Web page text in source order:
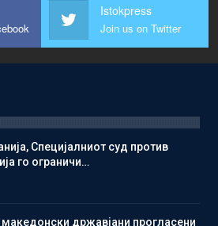
Istokpress
Join us on Twitter
Специјалниот суд против
го ограничи…
македонски државјани прогласени